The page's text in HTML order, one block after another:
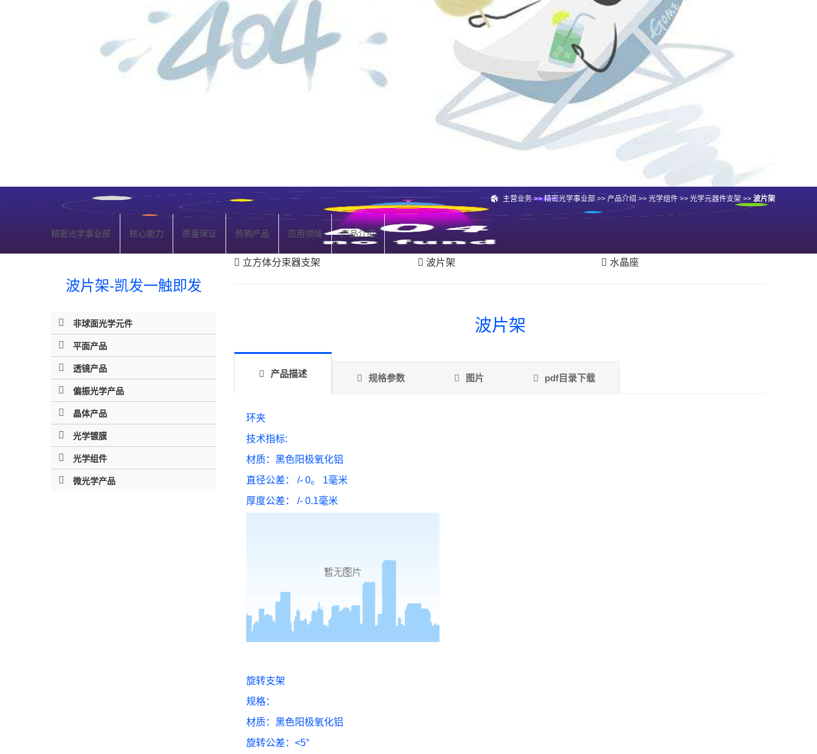
主营业务>>精密光学事业部 >>产品介绍 >>光学组件 >>光学元器件支架 >>波片架
精密光学事业部 核心能力 质量保证 热销产品 应用领域 产品介绍
波片架-凯发一触即发
非球面光学元件
平面产品
透镜产品
偏振光学产品
晶体产品
光学镀膜
光学组件
微光学产品
立方体分束器支架 波片架 水晶座
波片架
产品描述 规格参数 图片 pdf目录下载
环夹
技术指标:
材质：黑色阳极氧化铝
直径公差： /- 0。 1毫米
厚度公差： /- 0.1毫米
旋转支架
规格：
材质：黑色阳极氧化铝
旋转公差：<5°